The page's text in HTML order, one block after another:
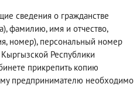
сведения о гражданстве
фамилию, имя и отчество,
номер), персональный номер
Республики
прикрепить копию
предпринимателю необходимо